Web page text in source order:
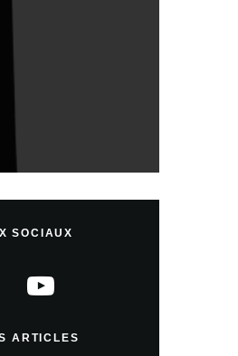
SOCIAUX
ARTICLES